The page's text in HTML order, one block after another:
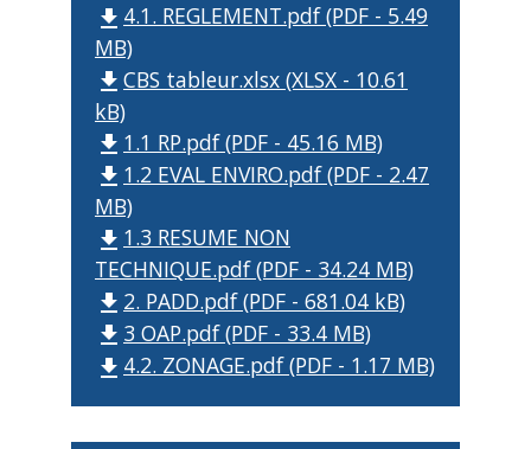
file_download 4.1. REGLEMENT.pdf (PDF - 5.49
MB)
file_download CBS tableur.xlsx (XLSX - 10.61
kB)
file_download 1.1 RP.pdf (PDF - 45.16 MB)
file_download 1.2 EVAL ENVIRO.pdf (PDF - 2.47
MB)
file_download 1.3 RESUME NON
TECHNIQUE.pdf (PDF - 34.24 MB)
file_download 2. PADD.pdf (PDF - 681.04 kB)
file_download 3 OAP.pdf (PDF - 33.4 MB)
file_download 4.2. ZONAGE.pdf (PDF - 1.17 MB)